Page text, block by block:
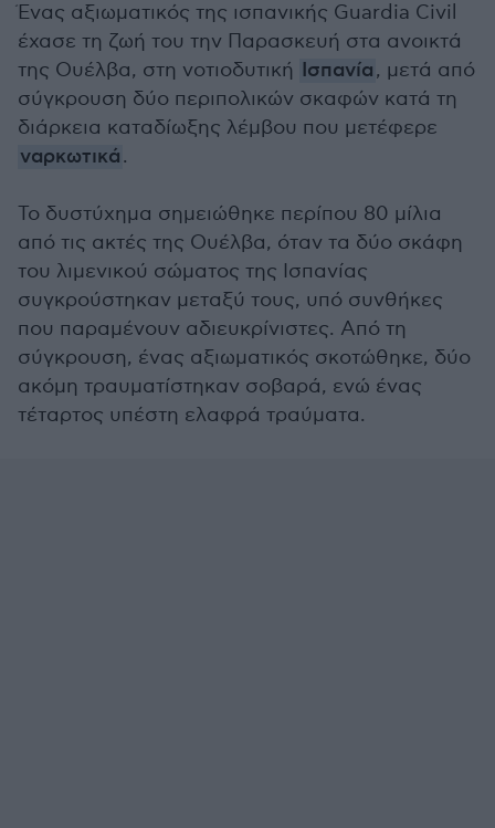
Ένας αξιωματικός της ισπανικής Guardia Civil
έχασε τη ζωή του την Παρασκευή στα ανοικτά
της Ουέλβα, στη νοτιοδυτική Ισπανία, μετά από
σύγκρουση δύο περιπολικών σκαφών κατά τη
διάρκεια καταδίωξης λέμβου που μετέφερε
ναρκωτικά.
Το δυστύχημα σημειώθηκε περίπου 80 μίλια
από τις ακτές της Ουέλβα, όταν τα δύο σκάφη
του λιμενικού σώματος της Ισπανίας
συγκρούστηκαν μεταξύ τους, υπό συνθήκες
που παραμένουν αδιευκρίνιστες. Από τη
σύγκρουση, ένας αξιωματικός σκοτώθηκε, δύο
ακόμη τραυματίστηκαν σοβαρά, ενώ ένας
τέταρτος υπέστη ελαφρά τραύματα.